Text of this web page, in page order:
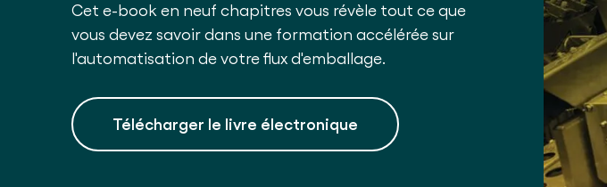
Cet e-book en neuf chapitres vous révèle tout ce que
vous devez savoir dans une formation accélérée sur
l'automatisation de votre flux d'emballage.
Télécharger le livre électronique